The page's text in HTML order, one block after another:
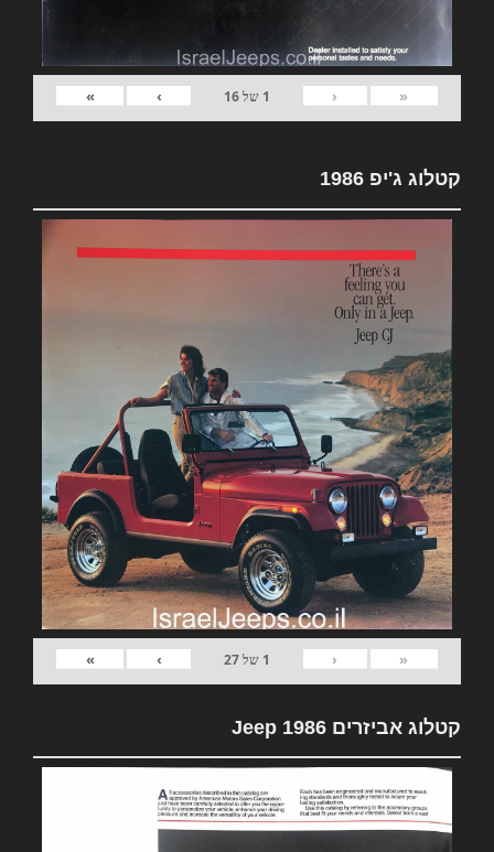
«
‹
1 של16
›
»
קטלוג ג'יפ 1986
«
‹
1 של27
›
»
קטלוג אביזרים Jeep 1986